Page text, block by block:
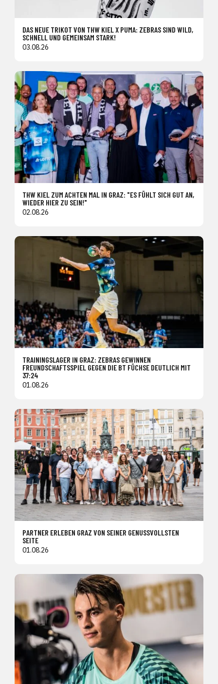
DAS NEUE TRIKOT VON THW KIEL X PUMA: ZEBRAS SIND WILD,
SCHNELL UND GEMEINSAM STARK!
03.08.26
THW KIEL ZUM ACHTEN MAL IN GRAZ: "ES FÜHLT SICH GUT AN,
WIEDER HIER ZU SEIN!"
02.08.26
TRAININGSLAGER IN GRAZ: ZEBRAS GEWINNEN
FREUNDSCHAFTSSPIEL GEGEN DIE BT FÜCHSE DEUTLICH MIT
37:24
01.08.26
PARTNER ERLEBEN GRAZ VON SEINER GENUSSVOLLSTEN
SEITE
01.08.26